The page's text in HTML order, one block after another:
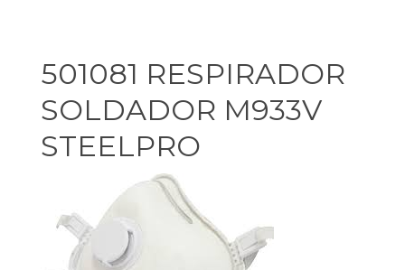
501081 RESPIRADOR
SOLDADOR M933V
STEELPRO